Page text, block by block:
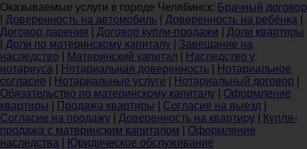
Оказываемые услуги в городе Челябинск: Брачный договор
Доверенность на автомобиль Доверенность на ребёнка
Договор дарения
Договор купли-продажи
Доли квартиры
Доли по материнскому капиталу
Завещание на
наследство
Материнский капитал
Наследство у
нотариуса
Нотариальная доверенность
Нотариальное
согласие
Нотариальные услуги Нотариальный договор
Обязательство по материнскому капиталу
Оформление
квартиры
Продажа квартиры Согласие на выезд
Согласие на продажу
Доверенность на квартиру
Купля-
продажа с материнским капиталом
Оформление
наследства
Юридическое обслуживание